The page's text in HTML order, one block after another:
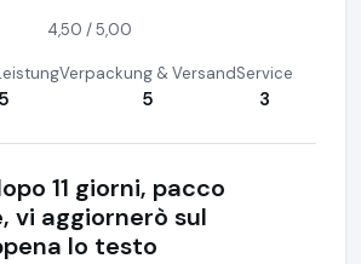
4,50 / 5,00
5
Verpackung & Versand
5
Service
3
11 giorni, pacco
vi aggiornerò sul
lo testo